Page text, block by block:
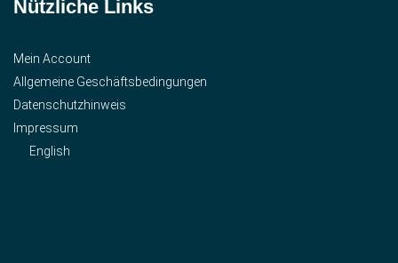
Nützliche Links
Mein Account
Allgemeine Geschäftsbedingungen
Datenschutzhinweis
Impressum
English